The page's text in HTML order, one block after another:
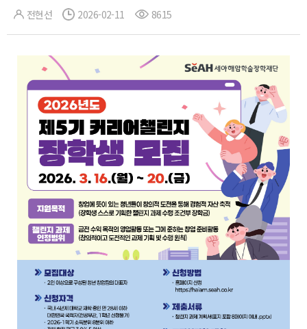
전현선 2026-02-11 8615